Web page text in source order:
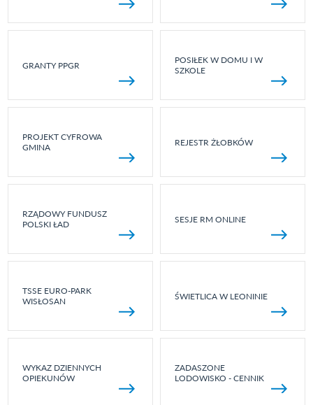
GRANTY PPGR
POSIŁEK W DOMU I W
SZKOLE
PROJEKT CYFROWA
GMINA
REJESTR ŻŁOBKÓW
RZĄDOWY FUNDUSZ
POLSKI ŁAD
SESJE RM ONLINE
TSSE EURO-PARK
WISŁOSAN
ŚWIETLICA W LEONINIE
WYKAZ DZIENNYCH
OPIEKUNÓW
ZADASZONE
LODOWISKO - CENNIK